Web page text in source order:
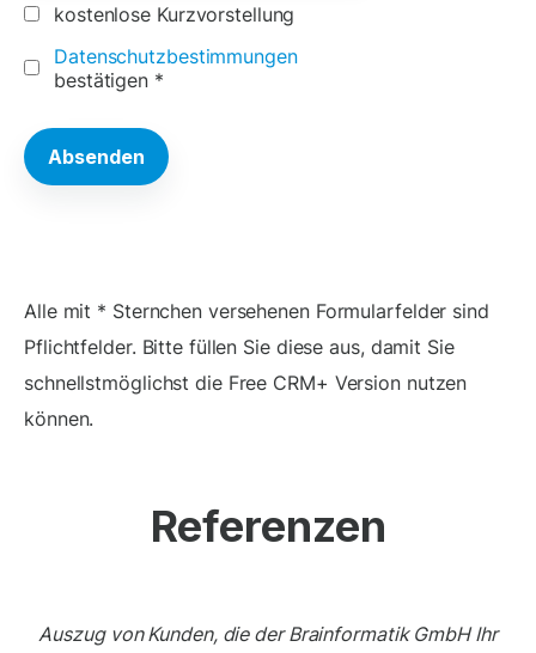
kostenlose Kurzvorstellung
Datenschutzbestimmungen
bestätigen *
Alle mit * Sternchen versehenen Formularfelder sind
Pflichtfelder. Bitte füllen Sie diese aus, damit Sie
schnellstmöglichst die Free CRM+ Version nutzen
können.
Referenzen
Auszug von Kunden, die der Brainformatik GmbH Ihr